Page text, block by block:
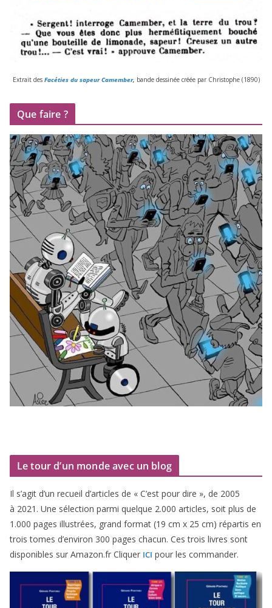
Extrait desFacéties du sapeur Camember, bande des­si­née créée par Christophe (1890)
Que faire ?
Le tour d’un monde avec un blog
Il s’agit d’un recueil d’ar­ticles de « C’est pour dire », de 2005
à 2021 . Une sélec­tion par­mi quelque 2.000 articles, soit plus de
1 .000 pages illus­trées, grand for­mat (19 cm x 25 cm) répar­tis en
trois tomes d’environ 300 pages cha­cun. Ces trois livres sont
dis­po­nibles sur Amazon​.fr Cliquer ICI pour les commander.